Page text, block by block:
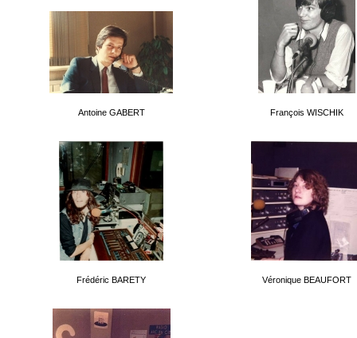
Antoine GABERT François WISCHIK
Frédéric BARETY Véronique BEAUFORT